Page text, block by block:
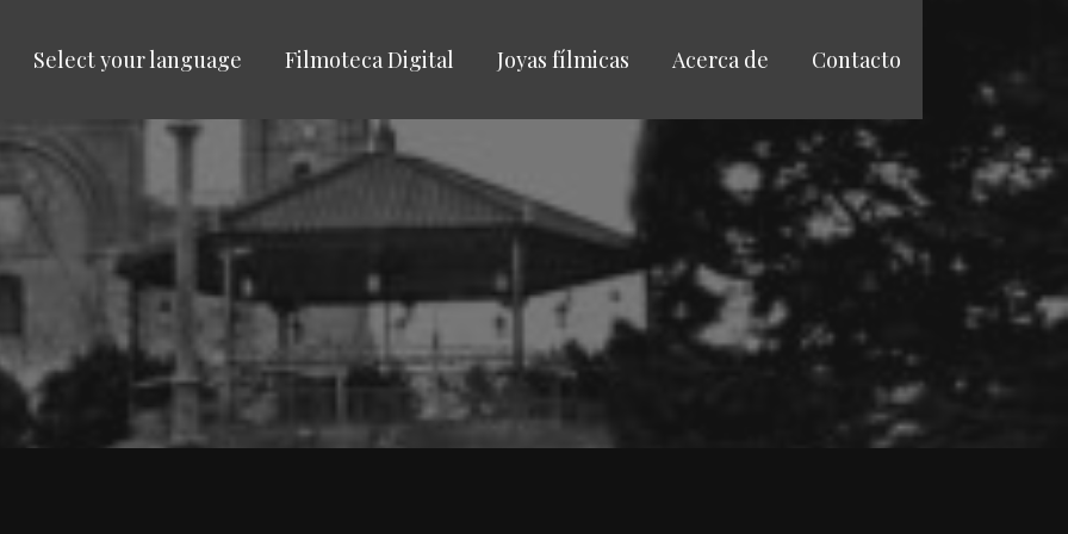
Select your language Filmoteca Digital Joyas fílmicas Acerca de Contacto